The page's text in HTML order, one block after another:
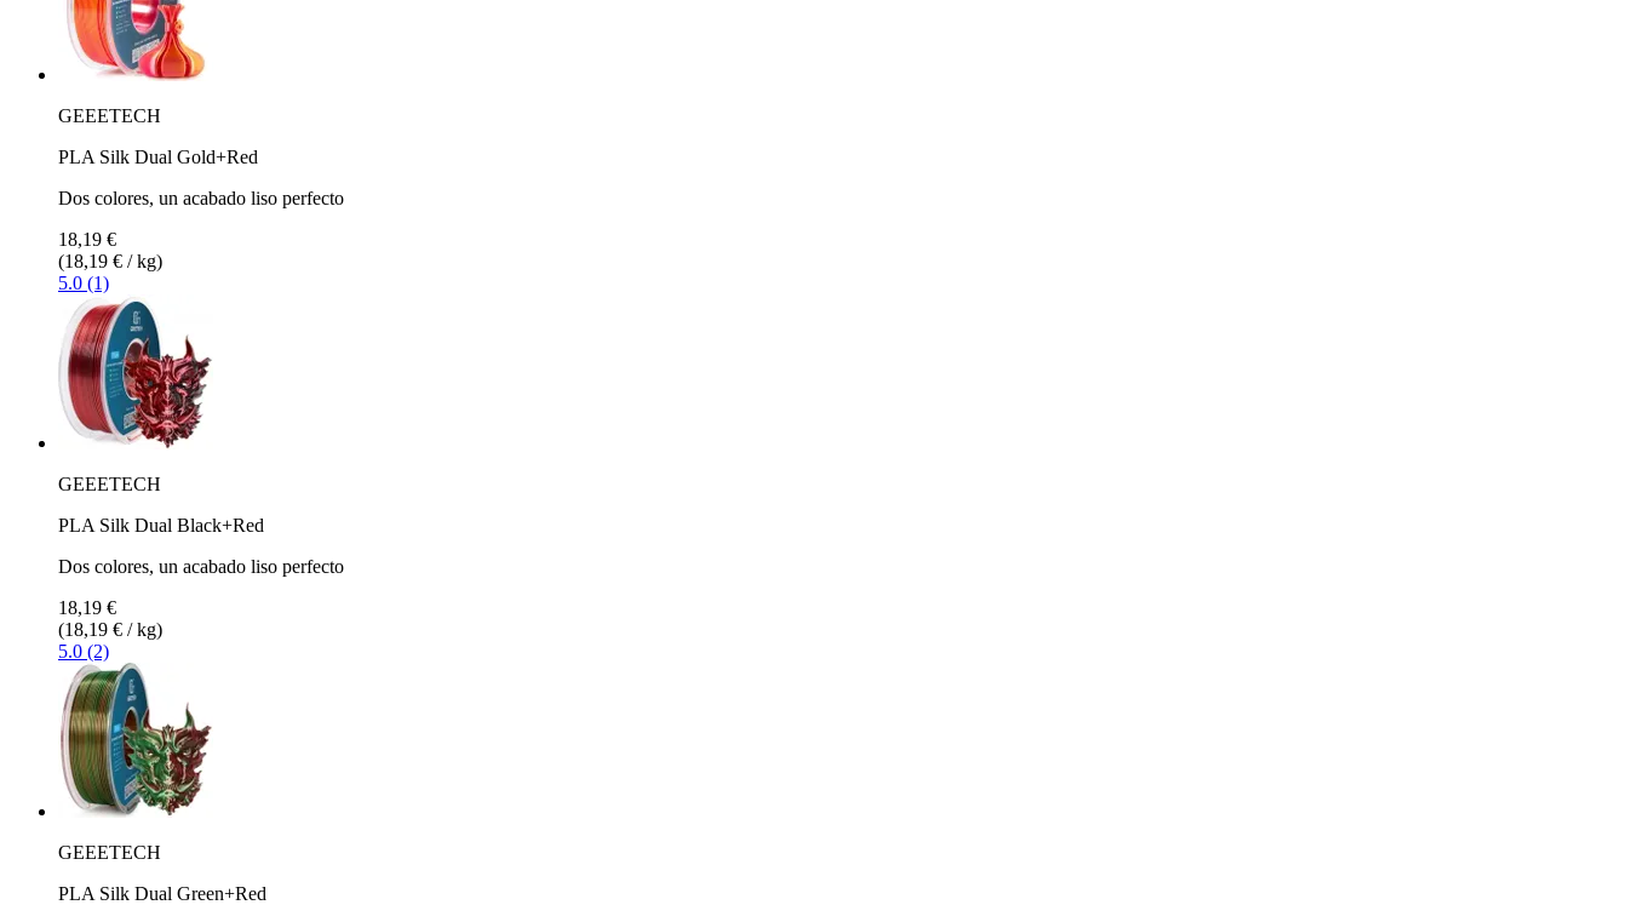
GEEETECH
PLA Silk Dual Gold+Red
Dos colores, un acabado liso perfecto
18,19 €
(18,19 € / kg)
5.0 (1)
GEEETECH
PLA Silk Dual Black+Red
Dos colores, un acabado liso perfecto
18,19 €
(18,19 € / kg)
5.0 (2)
GEEETECH
PLA Silk Dual Green+Red